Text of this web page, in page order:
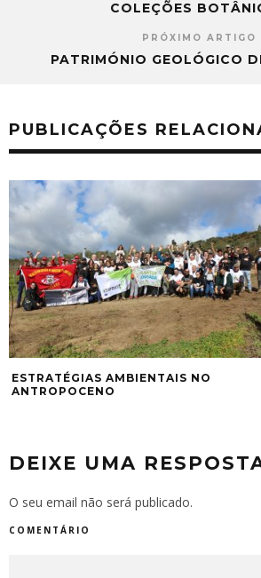
COLEÇÕES
PRÓXIMO ARTIGO
PATRIMÓNIO GEOLÓGICO
PUBLICAÇÕES
ESTRATÉGIAS AMBIENTAIS NO
ANTROPOCENO
DEIXE UMA
O seu email não será publicado.
COMENTÁRIO